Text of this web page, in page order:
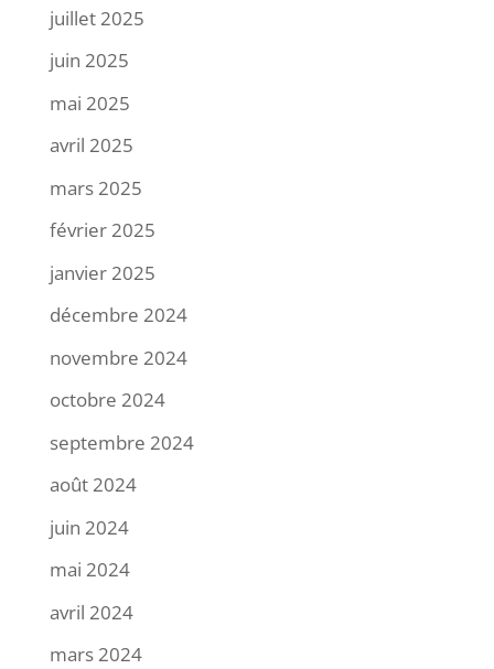
juillet 2025
juin 2025
mai 2025
avril 2025
mars 2025
février 2025
janvier 2025
décembre 2024
novembre 2024
octobre 2024
septembre 2024
août 2024
juin 2024
mai 2024
avril 2024
mars 2024